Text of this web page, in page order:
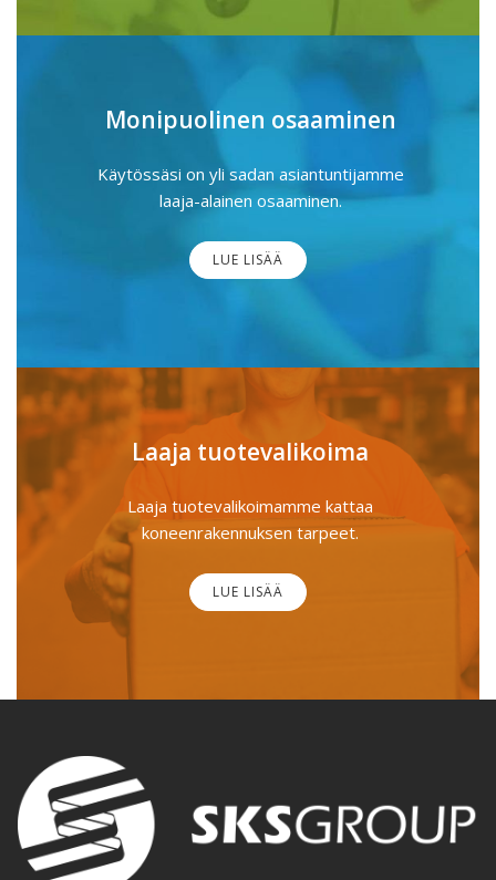
Monipuolinen osaaminen
Käytössäsi on yli sadan asiantuntijamme
laaja-alainen osaaminen.
LUE LISÄÄ
Laaja tuotevalikoima
Laaja tuotevalikoimamme kattaa
koneenrakennuksen tarpeet.
LUE LISÄÄ